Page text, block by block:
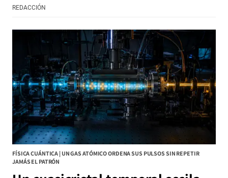
REDACCIÓN
FÍSICA CUÁNTICA | UN GAS ATÓMICO ORDENA SUS PULSOS SIN REPETIR
JAMÁS EL PATRÓN